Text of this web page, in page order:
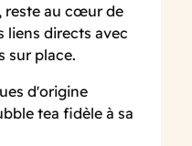
reste au cœur de
liens directs avec
sur place.
d'origine
tea fidèle à sa